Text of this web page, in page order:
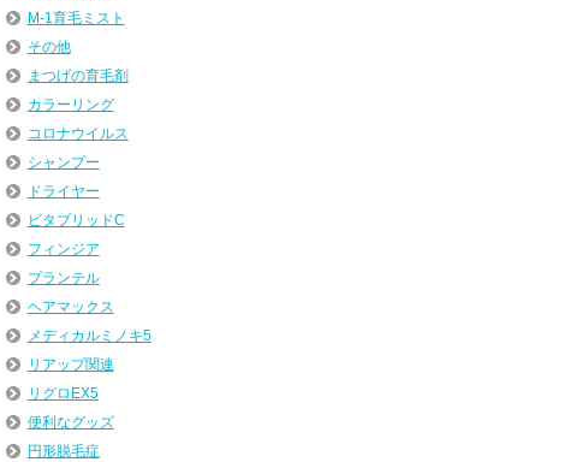
M-1育毛ミスト
その他
まつげの育毛剤
カラーリング
コロナウイルス
シャンプー
ドライヤー
ビタブリッドC
フィンジア
プランテル
ヘアマックス
メディカルミノキ5
リアップ関連
リグロEX5
便利なグッズ
円形脱毛症